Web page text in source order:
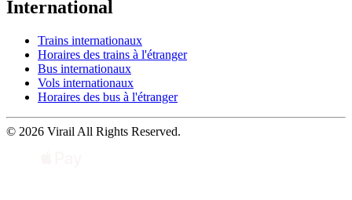
International
Trains internationaux
Horaires des trains à l'étranger
Bus internationaux
Vols internationaux
Horaires des bus à l'étranger
© 2026 Virail All Rights Reserved.